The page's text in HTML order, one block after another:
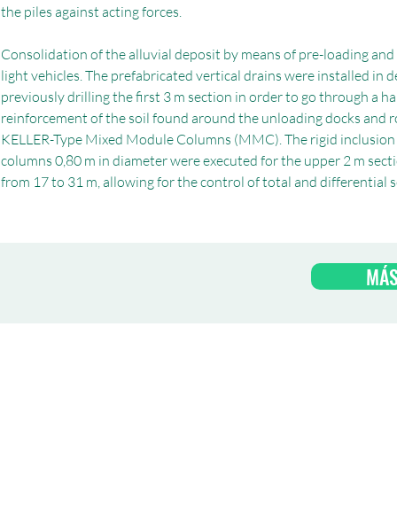
the piles against acting forces.
Consolidation of the alluvial deposit by means of pre-loading
light vehicles. The prefabricated vertical drains were installed
previously drilling the first 3 m section in order to go through a
reinforcement of the soil found around the unloading docks and
KELLER-Type Mixed Module Columns (MMC). The rigid
columns 0,80 m in diameter were executed for the upper 2 m
from 17 to 31 m, allowing for the control of total and differential